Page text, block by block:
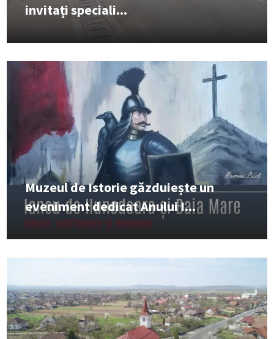
invitați speciali...
Muzeul de Istorie găzduiește un
eveniment dedicat Anului I...